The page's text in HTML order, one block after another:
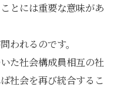
とには重要な意味があ
われるのです。
た社会構成員相互の社
社会を再び統合するこ